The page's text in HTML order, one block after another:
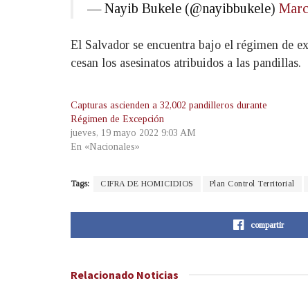
— Nayib Bukele (@nayibbukele)
El Salvador se encuentra bajo el régimen de
cesan los asesinatos atribuidos a las pandillas.
Capturas ascienden a 32,002 pandilleros durante
Régimen de Excepción
jueves, 19 mayo 2022 9:03 AM
En «Nacionales»
Tags: CIFRA DE HOMICIDIOS Plan Control Territorial
compartir
Relacionado Noticias